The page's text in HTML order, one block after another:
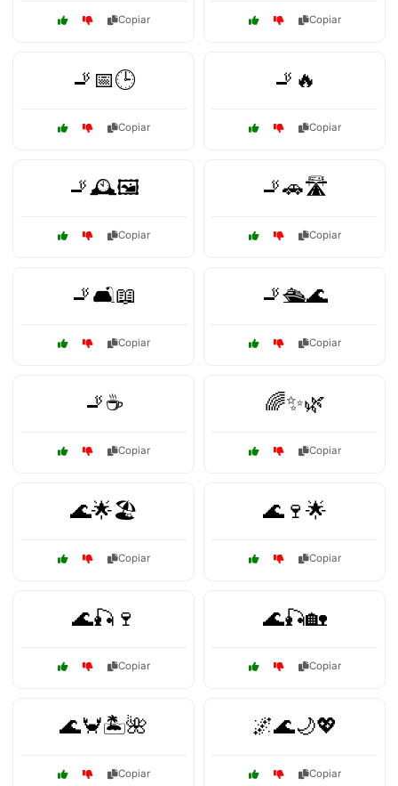
Copiar Copiar
🚬📅🕒
Copiar
🚬🔥
Copiar
🚬🕰️🖼️
Copiar
🚬🚗🛣️
Copiar
🚬🛋️📖
Copiar
🚬🛳️🌊
Copiar
🚬☕
Copiar
🌈✨🌿
Copiar
🌊🌟🏖️
Copiar
🌊🍷🌟
Copiar
🌊🎣🍷
Copiar
🌊🎣🏡
Copiar
🌊🦀🏝️🌺
Copiar
🌌🌊🌙💖
Copiar